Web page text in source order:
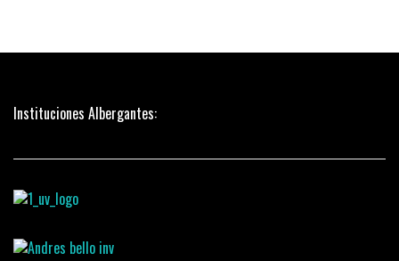
Instituciones Albergantes: